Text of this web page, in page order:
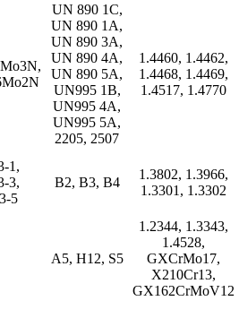
UN 890 1C,
UN 890 1A,
UN 890 3A,
UN 890 4A,
UN 890 5A,
UN995 1B,
UN995 4A,
UN995 5A,
2205, 2507
1.4460, 1.4462,
1.4468, 1.4469,
1.4517, 1.4770
1,
3,
5
B2, B3, B4
1.3802, 1.3966,
1.3301, 1.3302
A5, H12, S5
1.2344, 1.3343,
1.4528,
GXCrMo17,
X210Cr13,
GX162CrMoV12